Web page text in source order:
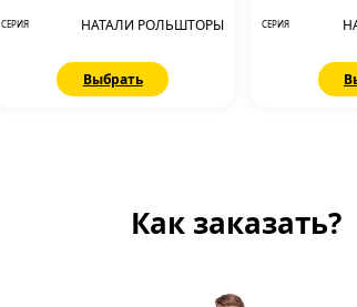
СЕРИЯ НАТАЛИ РОЛЬШТОРЫ
Выбрать
СЕРИЯ
Как заказать?